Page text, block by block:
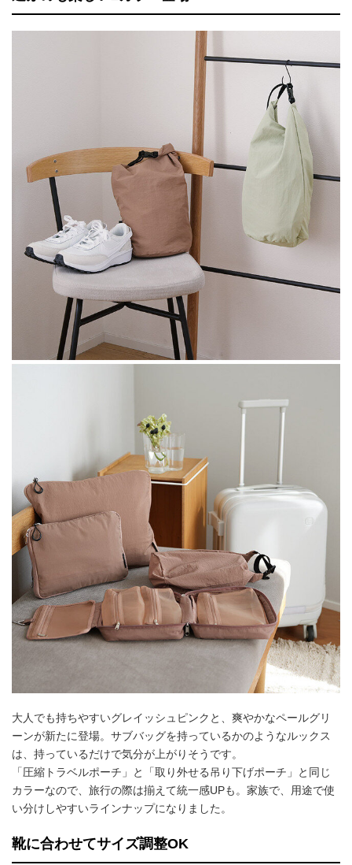
大人でも持ちやすいグレイッシュピンクと、爽やかなペールグリ
ーンが新たに登場。サブバッグを持っているかのようなルックス
は、持っているだけで気分が上がりそうです。
「圧縮トラベルポーチ」と「取り外せる吊り下げポーチ」と同じ
カラーなので、旅行の際は揃えて統一感UPも。家族で、用途で使
い分けしやすいラインナップになりました。
靴に合わせてサイズ調整OK